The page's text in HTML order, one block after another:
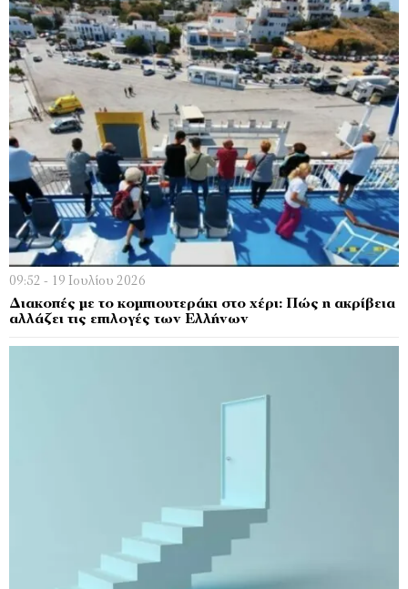
09:52 - 19 Ιουλίου 2026
Διακοπές με το κομπιουτεράκι στο χέρι: Πώς η ακρίβεια
αλλάζει τις επιλογές των Ελλήνων